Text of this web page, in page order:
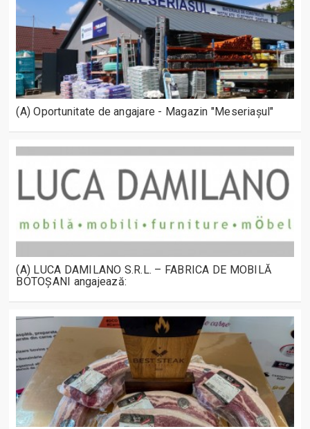
(A) Oportunitate de angajare - Magazin "Meseriașul"
(A) LUCA DAMILANO S.R.L. – FABRICA DE MOBILĂ
BOTOȘANI angajează: